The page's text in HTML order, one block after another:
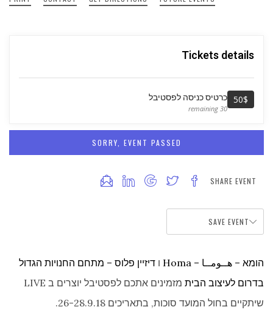
Tickets details
50$ כרטיס כניסה לפסטיבל
30 remaining
SORRY, EVENT PASSED
SHARE EVENT
SAVE EVENT
הומא – هــومــﺎ – Homa ו דיזיין פלוס – מתחם החנויות הגדול
בדרום לעיצוב הבית
מזמינים אתכם לפסטיבל יוצרים ב LIVE
שיתקיים בחול המועד סוכות, בתאריכים 26-28.9.18.